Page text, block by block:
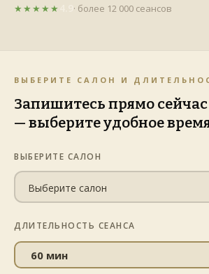
★★★★★ · более 12 000 сеансов
ВЫБЕРИТЕ САЛОН И
Запишитесь прямо сейчас
— выберите удобное
ВЫБЕРИТЕ САЛОН
ДЛИТЕЛЬНОСТЬ СЕАНСА
60 мин